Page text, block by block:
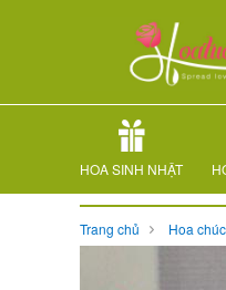
HOA SINH NHẬT
Trang chủ Hoa